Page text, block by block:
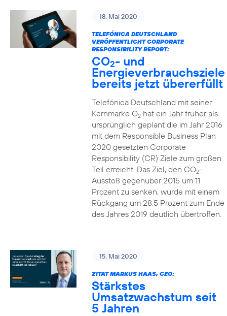
18. Mai 2020
TELEFÓNICA DEUTSCHLAND
VERÖFFENTLICHT CORPORATE
RESPONSIBILITY REPORT:
CO2- und
Energieverbrauchsziele
bereits jetzt übererfüllt
Telefónica Deutschland mit seiner
Kernmarke O2hat ein Jahr früher als
ursprünglich geplant die im Jahr 2016
mit dem Responsible Business Plan
2020 gesetzten Corporate
Responsibility (CR) Ziele zum großen
Teil erreicht. Das Ziel, den CO2-
Ausstoß gegenüber 2015 um 11
Prozent zu senken, wurde mit einem
Rückgang um 28,5 Prozent zum Ende
des Jahres 2019 deutlich übertroffen.
15. Mai 2020
ZITAT MARKUS HAAS, CEO:
Stärkstes
Umsatzwachstum seit
5 Jahren